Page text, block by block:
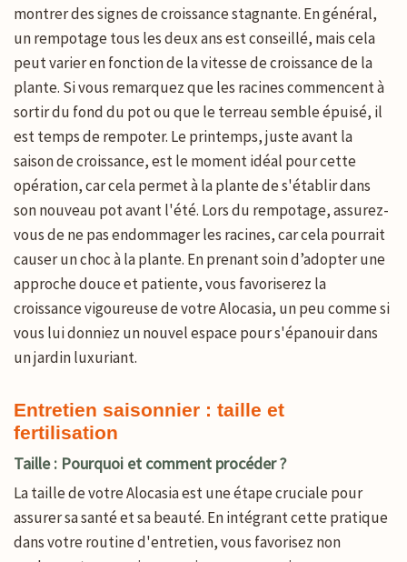
montrer des signes de croissance stagnante. En général,
un rempotage tous les deux ans est conseillé, mais cela
peut varier en fonction de la vitesse de croissance de la
plante. Si vous remarquez que les racines commencent à
sortir du fond du pot ou que le terreau semble épuisé, il
est temps de rempoter. Le printemps, juste avant la
saison de croissance, est le moment idéal pour cette
opération, car cela permet à la plante de s'établir dans
son nouveau pot avant l'été. Lors du rempotage, assurez-
vous de ne pas endommager les racines, car cela pourrait
causer un choc à la plante. En prenant soin d’adopter une
approche douce et patiente, vous favoriserez la
croissance vigoureuse de votre Alocasia, un peu comme si
vous lui donniez un nouvel espace pour s'épanouir dans
un jardin luxuriant.
Entretien saisonnier : taille et
fertilisation
Taille : Pourquoi et comment procéder ?
La taille de votre Alocasia est une étape cruciale pour
assurer sa santé et sa beauté. En intégrant cette pratique
dans votre routine d'entretien, vous favorisez non